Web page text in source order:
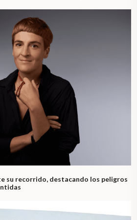
su recorrido, destacando los peligros